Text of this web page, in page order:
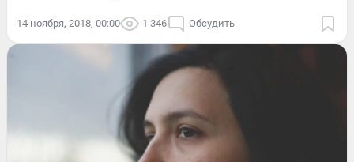
14 ноября, 2018, 00:00 1 346 Обсудить